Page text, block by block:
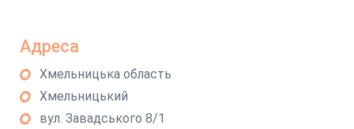
Адреса
Хмельницька область
Хмельницький
вул. Завадського 8/1